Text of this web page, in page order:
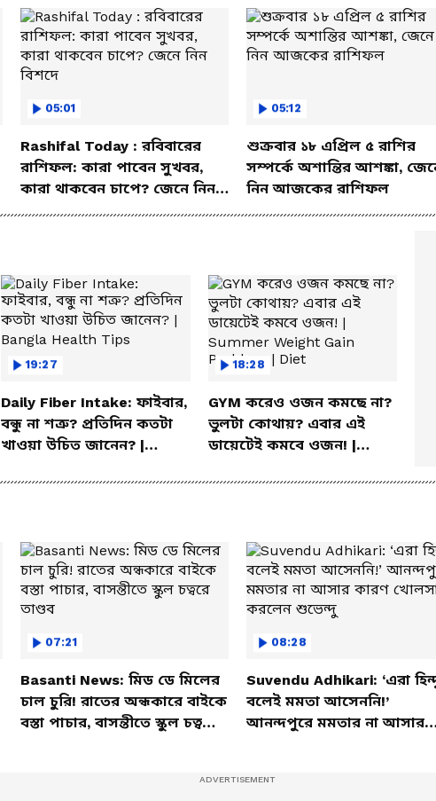
05:01
Rashifal Today : রবিবারের
রাশিফল: কারা পাবেন সুখবর,
কারা থাকবেন চাপে? জেনে নিন
বিশদে
05:12
শুক্রবার ১৮ এপ্রিল ৫ রাশির
সম্পর্কে অশান্তির আশঙ্কা,
নিন আজকের রাশিফল
19:27
Daily Fiber Intake: ফাইবার,
বন্ধু না শত্রু? প্রতিদিন কতটা
খাওয়া উচিত জানেন? |
18:28
GYM করেও ওজন কমছে না?
ভুলটা কোথায়? এবার এই
ডায়েটেই কমবে ওজন! |
Problem | Diet
07:21
Basanti News: মিড ডে মিলের
চাল চুরি! রাতের অন্ধকারে বাইকে
বস্তা পাচার, বাসন্তীতে স্কুল চত্বরে
08:28
Suvendu Adhikari: ‘এরা
বলেই মমতা আসেননি!’
আনন্দপুরে মমতার না আসার